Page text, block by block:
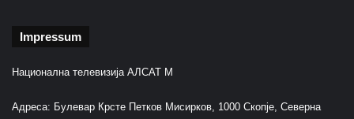
Impressum
Национална телевизија АЛСАТ М
Адреса: Булевар Крсте Петков Мисирков, 1000 Скопје, Северна